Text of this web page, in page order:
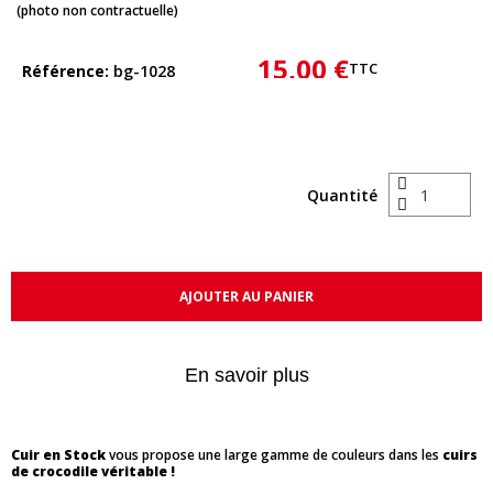
(photo non contractuelle)
Référence bg-1028 15,00 €TTC
Quantité
AJOUTER AU PANIER
En savoir plus
Cuir en Stockvous propose une large gamme de couleurs dans les cuirs
de crocodile véritable !